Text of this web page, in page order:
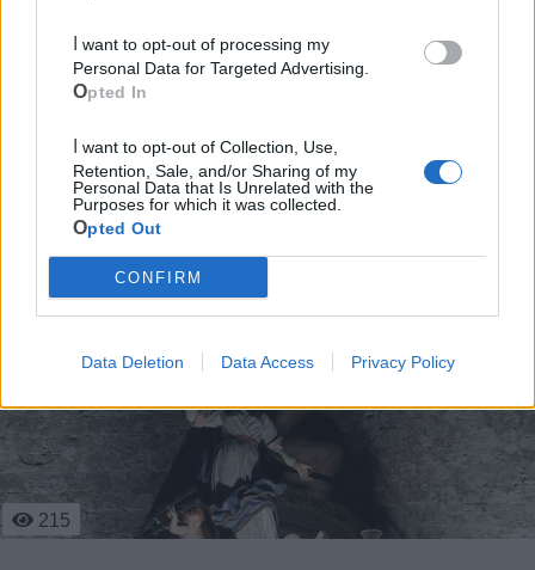
Personal Data for Targeted Advertising.
Opted In
Retention, Sale, and/or Sharing of my
Personal Data that Is Unrelated with the
Purposes for which it was collected.
Opted Out
CONFIRM
Data Deletion Data Access Privacy Policy
Le ultime notizie di Castellaneta
345